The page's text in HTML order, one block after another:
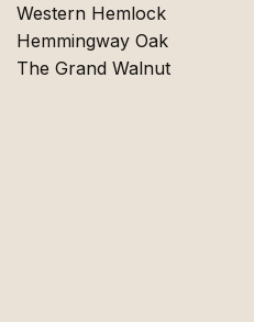
Western Hemlock
Hemmingway Oak
The Grand Walnut